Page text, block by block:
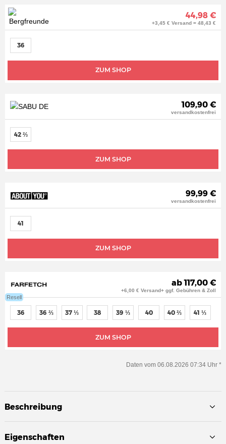
44,98 €
+3,45 € Versand = 48,43 €
ZUM SHOP
36
109,90 €
versandkostenfrei
ZUM SHOP
42 ⅔
99,99 €
versandkostenfrei
ZUM SHOP
41
Resell
ab 117,00 €
+6,00 € Versand+ ggf. Gebühren & Zoll
ZUM SHOP
36 36 ⅔ 37 ⅓ 38 39 ⅓ 40 40 ⅔ 41 ⅓
Daten vom 06.08.2026 07:34 Uhr *
Beschreibung
Eigenschaften